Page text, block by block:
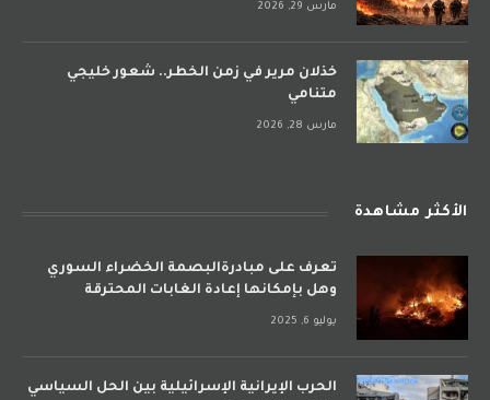
مارس 29, 2026
خذلان مرير في زمن الخطر.. شعور خليجي
متنامي
مارس 28, 2026
الأكثر مشاهدة
تعرف على مبادرةالبصمة الخضراء السوري
وهل بإمكانها إعادة الغابات المحترقة
يوليو 6, 2025
الحرب الإيرانية الإسرائيلية بين الحل السياسي